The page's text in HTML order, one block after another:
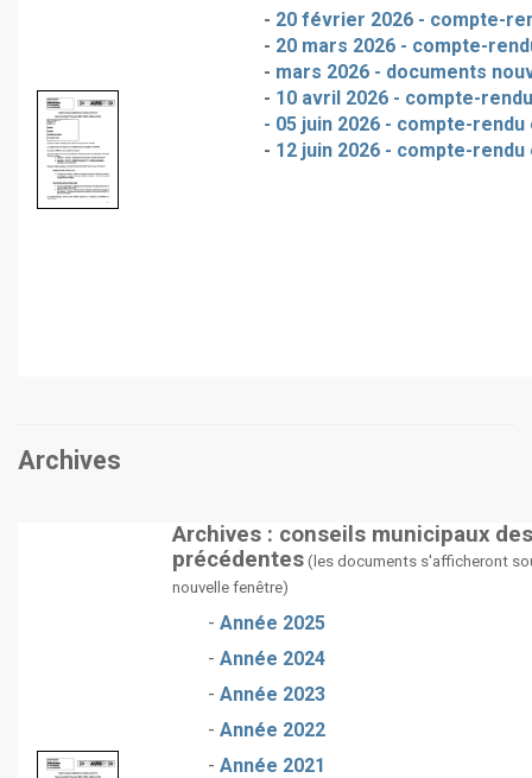
- 20 février 2026 - compte-
- 20 mars 2026 - compte-
- mars 2026 - documents
- 10 avril 2026 - compte-
- 05 juin 2026 - compte-
- 12 juin 2026 - compte-
Archives
Archives : conseils municipaux
précédentes (les documents s'afficheront
nouvelle fenêtre)
- Année 2025
- Année 2024
- Année 2023
- Année 2022
- Année 2021